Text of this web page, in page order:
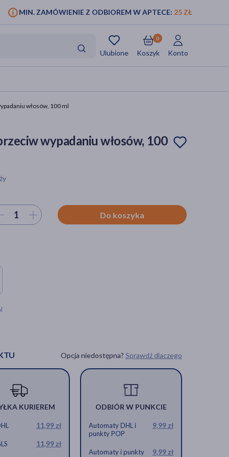
MIN. ZAMÓWIENIE Z ODBIOREM W APTECE: 25 ZŁ
Ulubione Koszyk
0
Konto
włosów, 100 ml
wypadaniu włosów, 100
ilość Do koszyka
Opcja niedostępna? Sprawdź dlaczego
KURIEREM
11,99 zł
11,99 zł
ODBIÓR W PUNKCIE
Automaty DHL i
punkty POP
9,99 zł
Automaty i punkty
9,99 zł